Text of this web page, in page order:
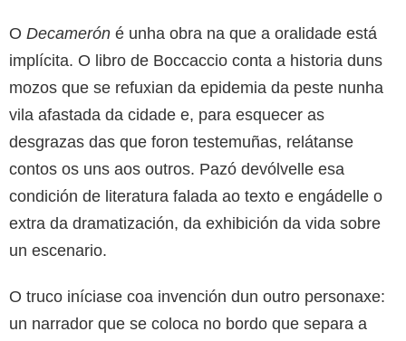
O Decamerón é unha obra na que a oralidade está
implícita. O libro de Boccaccio conta a historia duns
mozos que se refuxian da epidemia da peste nunha
vila afastada da cidade e, para esquecer as
desgrazas das que foron testemuñas, relátanse
contos os uns aos outros. Pazó devólvelle esa
condición de literatura falada ao texto e engádelle o
extra da dramatización, da exhibición da vida sobre
un escenario.
O truco iníciase coa invención dun outro personaxe:
un narrador que se coloca no bordo que separa a